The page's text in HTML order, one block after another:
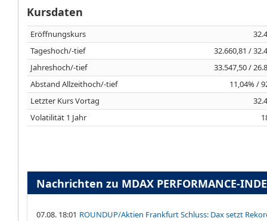
Kursdaten
Eröffnungskurs
Tageshoch/-tief
32.660,81 /
Jahreshoch/-tief
33.547,50 /
Abstand Allzeithoch/-tief
11,04% /
Letzter Kurs Vortag
Volatilität 1 Jahr
Nachrichten zu MDAX PERFORMANCE-
07.08. 18:01 ROUNDUP/Aktien Frankfurt Schluss: Dax setzt